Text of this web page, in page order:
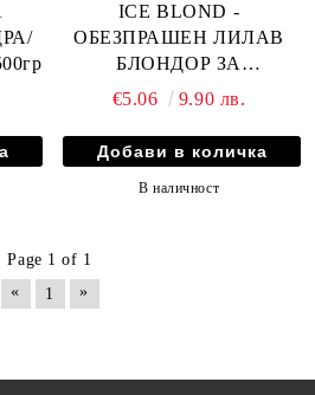
ICE BLOND -
ОБЕЗПРАШЕН ЛИЛАВ
БЛОНДОР ЗА
ИЗСВЕТЛЯВАНЕ ДО
€5.06 9.90 лв.
В наличност
Page 1 of 1
«
1 »